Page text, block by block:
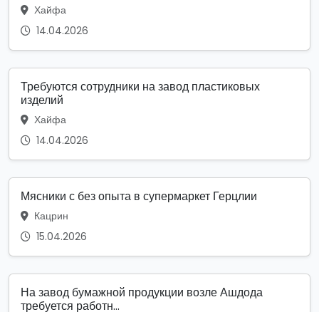
Хайфа
14.04.2026
Требуются сотрудники на завод пластиковых
изделий
Хайфа
14.04.2026
Мясники с без опыта в супермаркет Герцлии
Кацрин
15.04.2026
На завод бумажной продукции возле Ашдода
требуется работн...